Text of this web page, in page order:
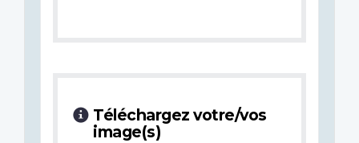
Téléchargez votre/vos
image(s)